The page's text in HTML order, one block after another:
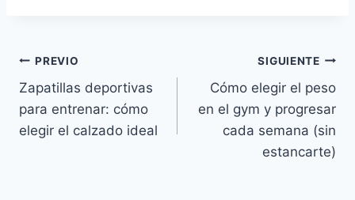
Navegación
de
entradas
PREVIO
Zapatillas deportivas
para entrenar: cómo
elegir el calzado ideal
SIGUIENTE
Cómo elegir el peso
en el gym y progresar
cada semana (sin
estancarte)